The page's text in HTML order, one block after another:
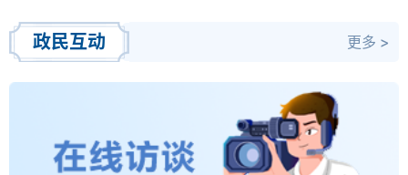
政民互动 更多 >